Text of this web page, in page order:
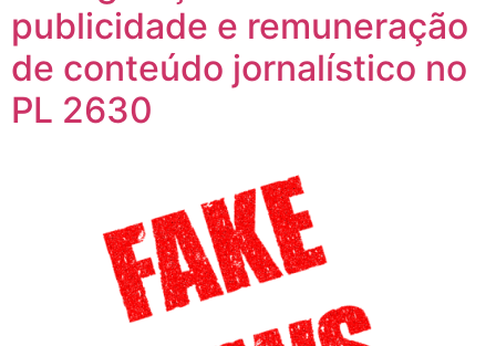
publicidade e remuneração
de conteúdo jornalístico no
PL 2630